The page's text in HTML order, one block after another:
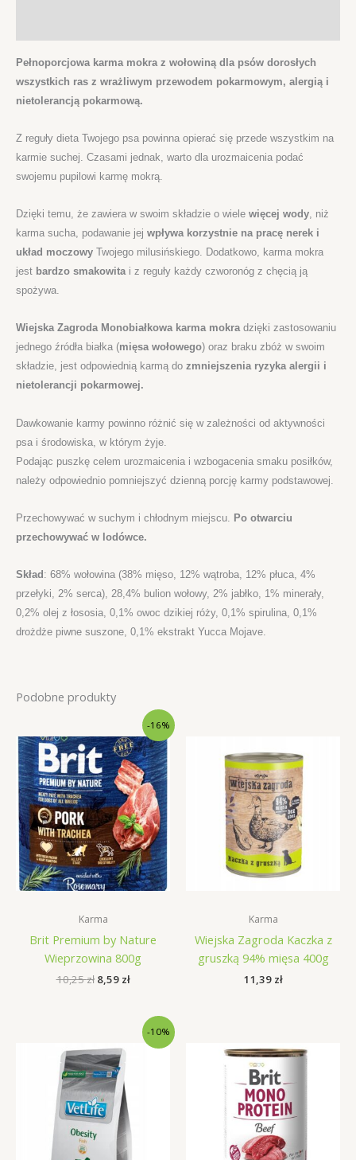
Pełnoporcjowa karma mokra z wołowiną dla psów dorosłych
wszystkich ras z wrażliwym przewodem pokarmowym, alergią i
nietolerancją pokarmową.
Z reguły dieta Twojego psa powinna opierać się przede wszystkim na
karmie suchej. Czasami jednak, warto dla urozmaicenia podać
swojemu pupilowi karmę mokrą.
Dzięki temu, że zawiera w swoim składzie o wiele więcej wody, niż
karma sucha, podawanie jej wpływa korzystnie na pracę nerek i
układ moczowy Twojego milusińskiego. Dodatkowo, karma mokra
jest bardzo smakowitai z reguły każdy czworonóg z chęcią ją
spożywa.
Wiejska Zagroda Monobiałkowa karma mokradzięki zastosowaniu
jednego źródła białka (mięsa wołowego) oraz braku zbóż w swoim
składzie, jest odpowiednią karmą do zmniejszenia ryzyka alergii i
nietolerancji pokarmowej.
Dawkowanie karmy powinno różnić się w zależności od aktywności
psa i środowiska, w którym żyje.
Podając puszkę celem urozmaicenia i wzbogacenia smaku posiłków,
należy odpowiednio pomniejszyć dzienną porcję karmy podstawowej.
Przechowywać w suchym i chłodnym miejscu. Po otwarciu
przechowywać w lodówce.
Skład : 68% wołowina (38% mięso, 12% wątroba, 12% płuca, 4%
przełyki, 2% serca), 28,4% bulion wołowy, 2% jabłko, 1% minerały,
0,2% olej z łososia, 0,1% owoc dzikiej róży, 0,1% spirulina, 0,1%
drożdże piwne suszone, 0,1% ekstrakt Yucca Mojave.
Podobne produkty
-16%
Karma
Brit Premium by Nature
Wieprzowina 800g
10,25zł Pierwotna
8,59 złAktualna
8,59 zł.
Karma
Wiejska Zagroda Kaczka z
gruszką 94% mięsa 400g
11,39 zł
-10%